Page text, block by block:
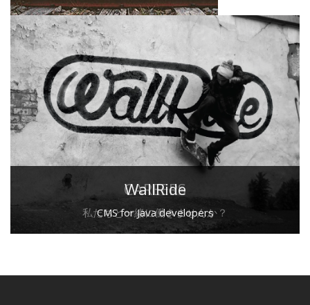
CAREERS
私たちと一緒に働きませんか？
WallRide
CMS for Java developers